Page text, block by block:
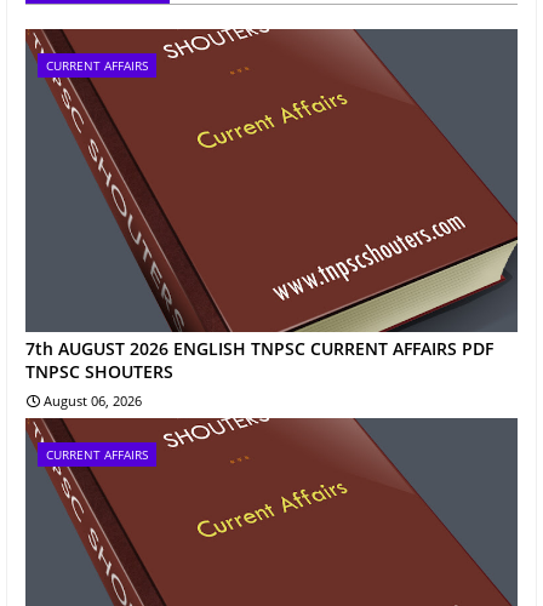
CURRENT AFFAIRS
7th AUGUST 2026 ENGLISH TNPSC CURRENT AFFAIRS PDF
TNPSC SHOUTERS
August 06, 2026
CURRENT AFFAIRS